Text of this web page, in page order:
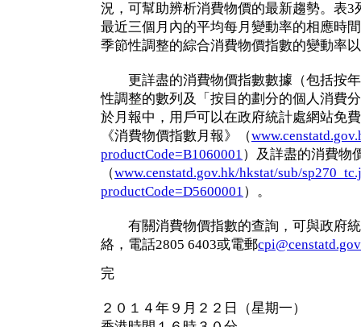
況，可幫助辨析消費物價的最新趨勢。表
最近三個月內的平均每月變動率的相應時
季節性調整的綜合消費物價指數的變動率
更詳盡的消費物價指數數據（包括按年
性調整的數列及「按目的劃分的個人消費
於月報中，用戶可以在政府統計處網站免
《消費物價指數月報》（
productCode=B1060001）及詳盡的消費物
（www.censtatd.gov.hk/hkstat/sub/
productCode=D5600001）。
有關消費物價指數的查詢，可與政府統
絡，電話2805 6403或電郵
完
２０１４年９月２２日（星期一）